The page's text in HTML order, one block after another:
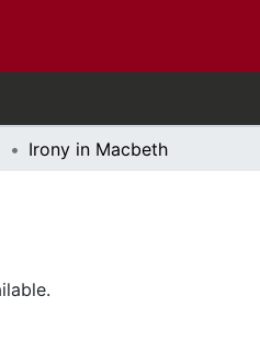
Irony in Macbeth